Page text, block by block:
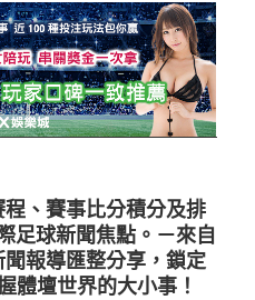
、賽事比分積分及排
足球新聞焦點。－來自
報導匯整分享，鎖定
體壇世界的大小事！